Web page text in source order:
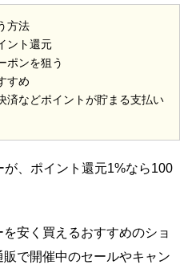
方法
ント還元
ポンを狙う
すめ
済などポイントが貯まる支払い
、ポイント還元1%なら100
安く買えるおすすめのショ
で開催中のセールやキャン